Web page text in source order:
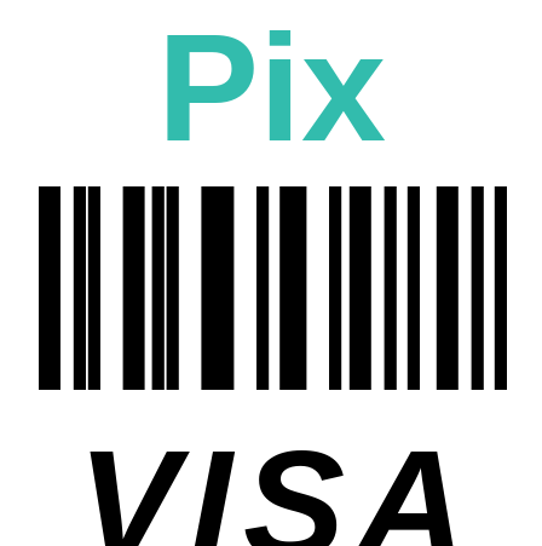
Pix
VISA